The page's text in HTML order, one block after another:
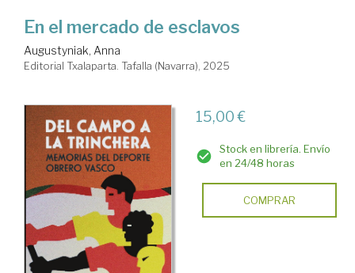
En el mercado de esclavos
Augustyniak, Anna
Editorial Txalaparta. Tafalla (Navarra), 2025
15,00 €
Stock en librería. Envío
en 24/48 horas
COMPRAR